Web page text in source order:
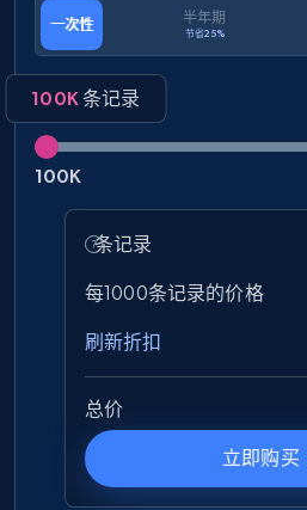
URL, Title amazon, Seller
amazon, Description
amazon, Currency amazon,
and more.
eCommerce
1.2K+
Category id, Product id,
Currency, Colour code,
more.
一次性 半年期
节省25%
100K条记录
100K
条记录
每1000条记录的价格
刷新折扣
总价
立即购买